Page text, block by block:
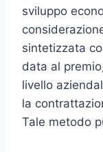
svi­luppo
sintetizzata
data al
livello
la
Tale metodo